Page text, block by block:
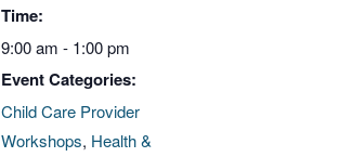
Time:
9:00 am - 1:00 pm
Event Categories:
Child Care Provider
Workshops, Health &